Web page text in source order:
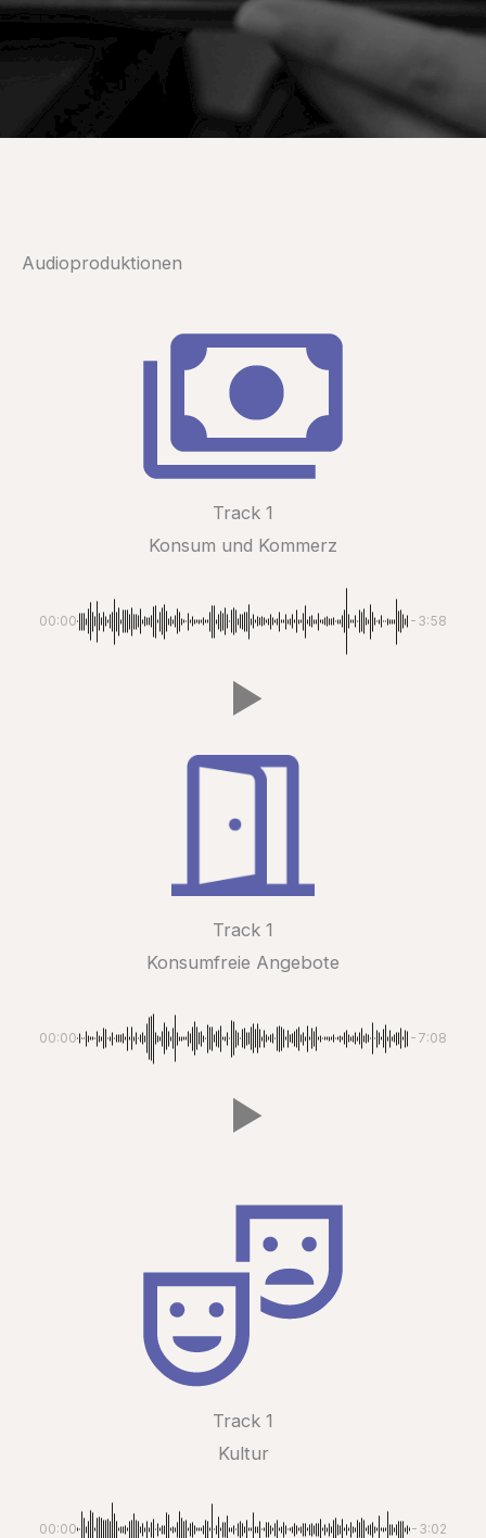
Audioproduktionen
Track 1
Konsum und Kommerz
00:00 -3:58
Track 1
Konsumfreie Angebote
00:00 -7:08
Track 1
Kultur
00:00 -3:02